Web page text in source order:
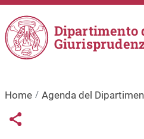
Salta al contenuto principale
Dipartimento
Home Agenda del
Links
Share button